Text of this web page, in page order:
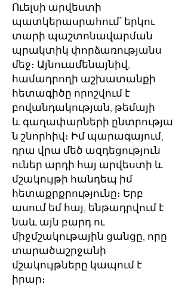
Ուելսի արվեստի
պատկերասրահում՝ երկու
տարի պաշտոնավարման
պրակտիկ փորձառությանս
մեջ։ Այնուամենայնիվ,
համադրողի աշխատանքի
հետագիծը որոշվում է
բովանդակության, թեմայի
և գաղափարների ընտրությա
ն շնորհիվ։ Իմ պարագայում,
դրա վրա մեծ ազդեցություն
ուներ արդի հայ արվեստի և
մշակույթի հանդեպ իմ
հետաքրքրությունը։ Երբ
ասում եմ հայ, ենթադրվում է
նաև այն բարդ ու
միջմշակութային ցանցը, որը
տարածաշրջանի
մշակույթները կապում է
իրար։